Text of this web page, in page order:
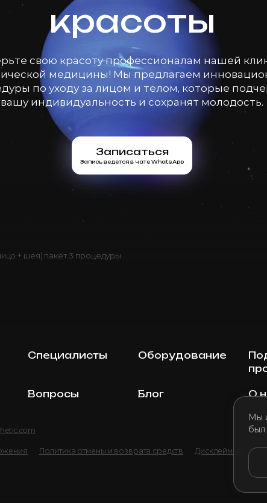
Мы
был
красоты
свою красоту профессионалам нашей
медицины! Мы предлагаем
по уходу за лицом и телом, которые
вашу индивидуальность и сохранят молодость.
Записаться
Запись ведется в чате WhatsApp
+ шея) пакет 3 процедуры
Специалисты Оборудование
Вопросы Блог О
Политика отмены и возврата средств Дисклеймер